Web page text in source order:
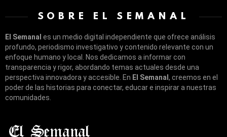
SOBRE EL SEMANAL
El Semanal es un medio digital independiente que ofrece análisis
profundo, periodismo investigativo y contenido relevante con un
enfoque humano y local. Nos dedicamos a informar con
transparencia y rigor, abordando temas actuales desde una
perspectiva innovadora y accesible. En El Semanal , creemos en el
poder de las historias para conectar, educar e inspirar a nuestras
comunidades.